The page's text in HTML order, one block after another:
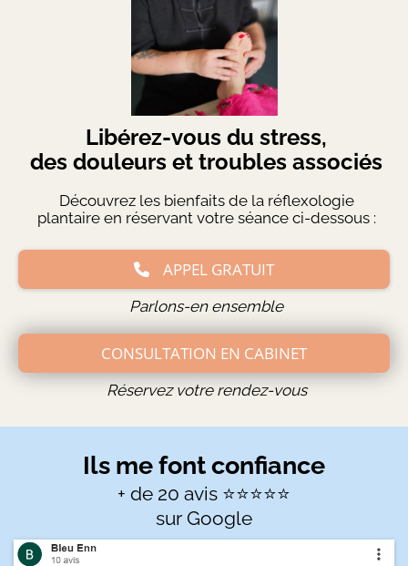
Libérez-vous du stress,
des douleurs et troubles associés
Découvrez les bienfaits de la réflexologie
plantaire en réservant votre séance ci-dessous :
APPEL GRATUIT
Parlons-en ensemble
CONSULTATION EN CABINET
Réservez votre rendez-vous
Ils me font confiance
+ de 20 avis ⭐⭐⭐⭐⭐
sur Google